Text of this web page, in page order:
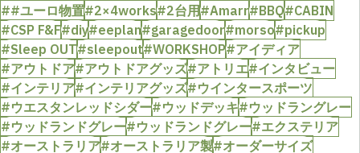
##ユーロ物置#2×4works#2台用#Amarr#BBQ#CABIN
#CSP F&F#diy#eeplan#garagedoor#morso#pickup
#Sleep OUT#sleepout#WORKSHOP#アイディア
#アウトドア#アウトドアグッズ#アトリエ#インタビュー
#インテリア#インテリアグッズ#ウインタースポーツ
#ウエスタンレッドシダー#ウッドデッキ#ウッドラングレー
#ウッドランドグレー#ウッドランドグレー#エクステリア
#オーストラリア#オーストラリア製#オーダーサイズ